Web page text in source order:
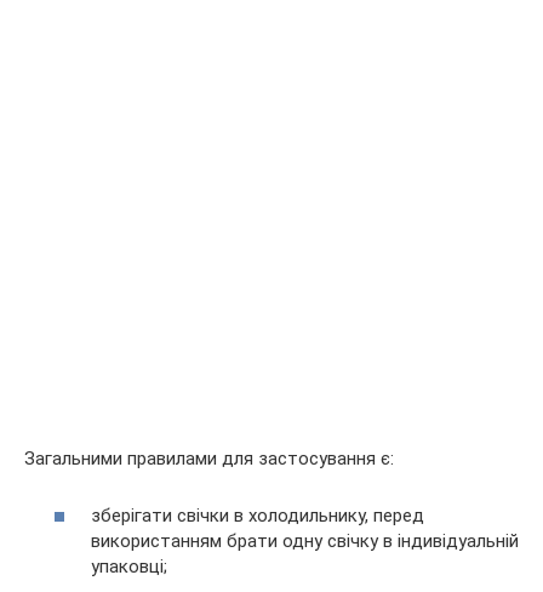
Загальними правилами для застосування є:
зберігати свічки в холодильнику, перед
використанням брати одну свічку в індивідуальній
упаковці;